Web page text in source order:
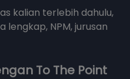
kalian terlebih dahulu,
NPM, jurusan
To The Point